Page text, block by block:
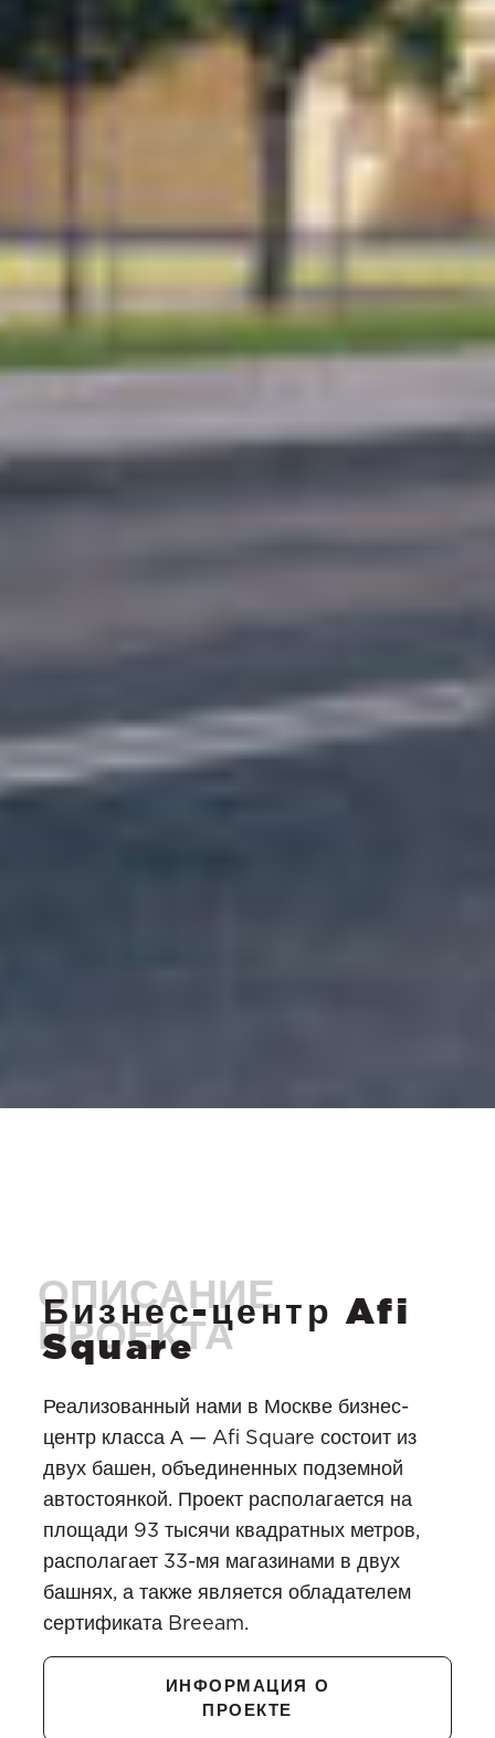
Бизнес-центр Afi
Square
Реализованный нами в Москве бизнес-
центр класса А — Afi Square состоит из
двух башен, объединенных подземной
автостоянкой. Проект располагается на
площади 93 тысячи квадратных метров,
располагает 33-мя магазинами в двух
башнях, а также является обладателем
сертификата Breeam.
ИНФОРМАЦИЯ О
ПРОЕКТЕ